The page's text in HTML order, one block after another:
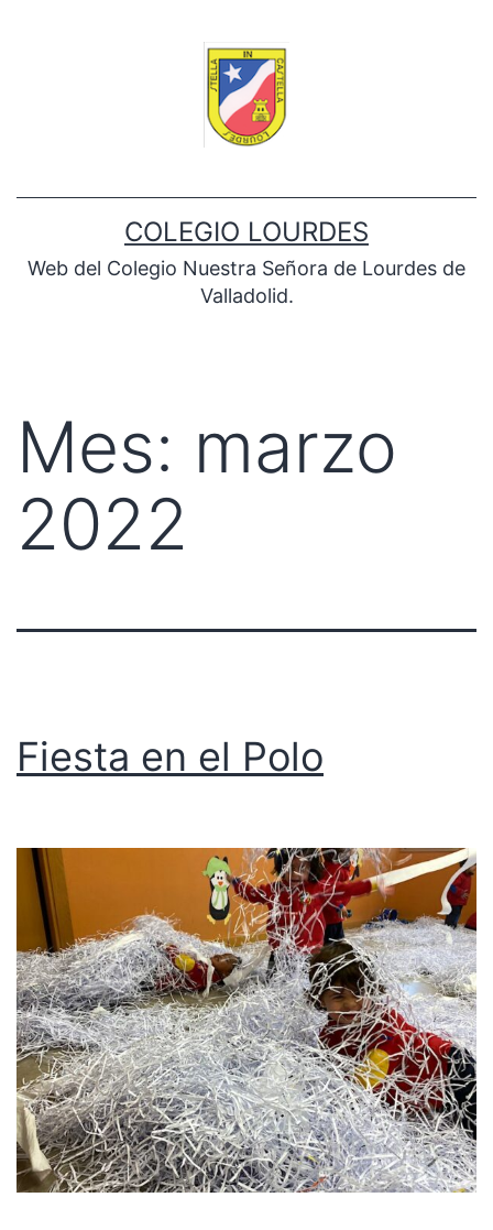
COLEGIO LOURDES
Web del Colegio Nuestra Señora de Lourdes de
Valladolid.
Mes: marzo
2022
Fiesta en el Polo